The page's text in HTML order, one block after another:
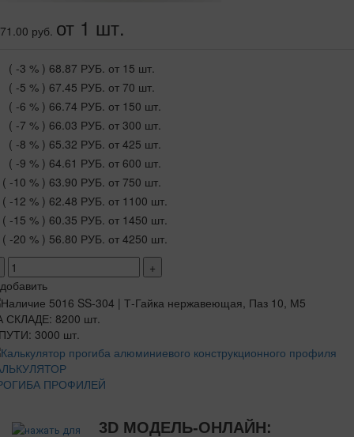
71.00 руб. от 1 шт.
( -3 % ) 68.87 РУБ. от 15 шт.
( -5 % ) 67.45 РУБ. от 70 шт.
( -6 % ) 66.74 РУБ. от 150 шт.
( -7 % ) 66.03 РУБ. от 300 шт.
( -8 % ) 65.32 РУБ. от 425 шт.
( -9 % ) 64.61 РУБ. от 600 шт.
( -10 % ) 63.90 РУБ. от 750 шт.
( -12 % ) 62.48 РУБ. от 1100 шт.
( -15 % ) 60.35 РУБ. от 1450 шт.
( -20 % ) 56.80 РУБ. от 4250 шт.
+
добавить
СКЛАДЕ: 8200 шт.
3000 шт.
ПРОФИЛЕЙ
3D МОДЕЛЬ-ОНЛАЙН: